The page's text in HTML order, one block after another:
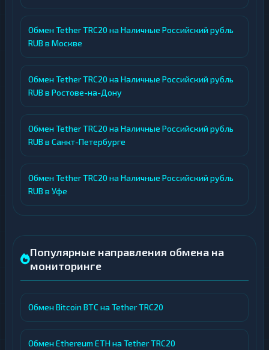
Обмен Tether TRC20 на Наличные Российский рубль
RUB в Москве
Обмен Tether TRC20 на Наличные Российский рубль
RUB в Ростове-на-Дону
Обмен Tether TRC20 на Наличные Российский рубль
RUB в Санкт-Петербурге
Обмен Tether TRC20 на Наличные Российский рубль
RUB в Уфе
Популярные направления обмена на
мониторинге
Обмен Bitcoin BTC на Tether TRC20
Обмен Ethereum ETH на Tether TRC20